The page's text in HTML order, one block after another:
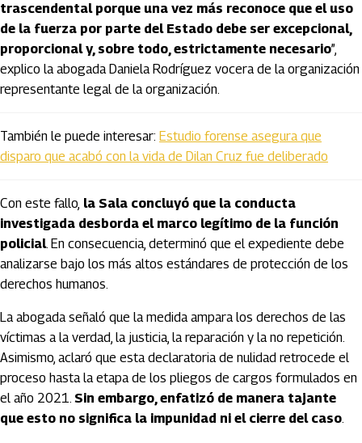
trascendental porque una vez más reconoce que el uso
de la fuerza por parte del Estado debe ser excepcional,
proporcional y, sobre todo, estrictamente necesario”,
explico la abogada Daniela Rodríguez vocera de la organización
representante legal de la organización.
También le puede interesar: Estudio forense asegura que
disparo que acabó con la vida de Dilan Cruz fue deliberado
Con este fallo, la Sala concluyó que la conducta
investigada desborda el marco legítimo de la función
policial. En consecuencia, determinó que el expediente debe
analizarse bajo los más altos estándares de protección de los
derechos humanos.
La abogada señaló que la medida ampara los derechos de las
víctimas a la verdad, la justicia, la reparación y la no repetición.
Asimismo, aclaró que esta declaratoria de nulidad retrocede el
proceso hasta la etapa de los pliegos de cargos formulados en
el año 2021. Sin embargo, enfatizó de manera tajante
que esto no significa la impunidad ni el cierre del caso.